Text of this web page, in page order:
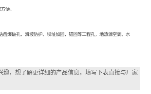
便。
凿爆破孔、滑坡防护、坝址加固，锚固等工程孔，地热源空调、水
趣，想了解更详细的产品信息，填写下表直接与厂家